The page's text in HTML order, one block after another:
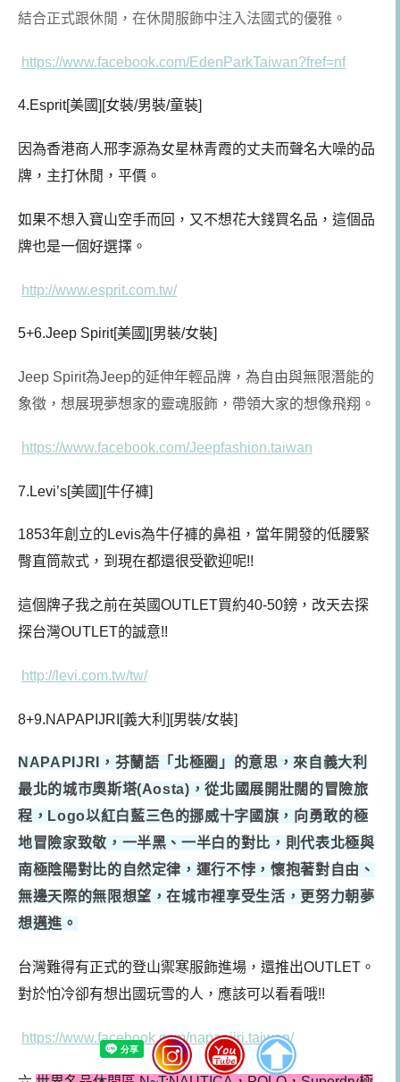
結合正式跟休閒，在休閒服飾中注入法國式的優雅。
https://www.facebook.com/EdenParkTaiwan?fref=nf
4.Esprit[美國][女裝/男裝/童裝]
因為香港商人邢李源為女星林青霞的丈夫而聲名大噪的品
牌，主打休閒，平價。
如果不想入寶山空手而回，又不想花大錢買名品，這個品
牌也是一個好選擇。
http://www.esprit.com.tw/
5+6.Jeep Spirit[美國][男裝/女裝]
Jeep Spirit為Jeep的延伸年輕品牌，為自由與無限潛能的
象徵，想展現夢想家的靈魂服飾，帶領大家的想像飛翔。
https://www.facebook.com/Jeepfashion.taiwan
7.Levi’s[美國][牛仔褲]
1853年創立的Levis為牛仔褲的鼻祖，當年開發的低腰緊
臀直筒款式，到現在都還很受歡迎呢!!
這個牌子我之前在英國OUTLET買約40-50鎊，改天去探
探台灣OUTLET的誠意!!
http://levi.com.tw/tw/
8+9.NAPAPIJRI[義大利][男裝/女裝]
NAPAPIJRI
，芬蘭語「北極圈」的意思，來自義大利
最北的城市奧斯塔(Aosta)，從北國展開壯闊的冒險旅
程，Logo以紅白藍三色的挪威十字國旗，向勇敢的極
地冒險家致敬，一半黑、一半白的對比，則代表北極與
南極陰陽對比的自然定律，運行不悖，懷抱著對自由、
無邊天際的無限想望，在城市裡享受生活，更努力朝夢
想邁進。
台灣難得有正式的登山禦寒服飾進場，還推出OUTLET。
對於怕冷卻有想出國玩雪的人，應該可以看看哦!!
https://www.facebook.com/napapijri.taiwan/